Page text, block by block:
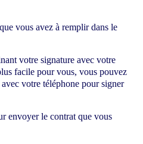
vous avez à remplir dans le
votre signature avec votre
facile pour vous, vous pouvez
votre téléphone pour signer
envoyer le contrat que vous